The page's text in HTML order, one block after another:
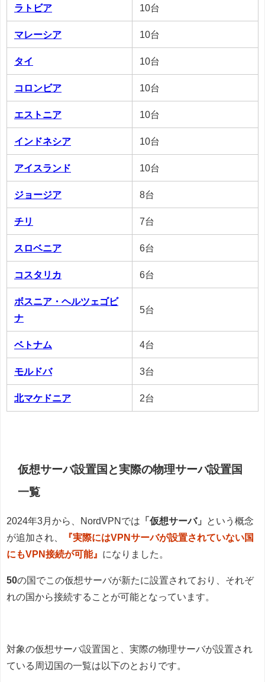
ラトビア 10台
マレーシア 10台
タイ 10台
コロンビア 10台
エストニア 10台
インドネシア 10台
アイスランド 10台
ジョージア 8台
チリ 7台
スロベニア 6台
コスタリカ 6台
ボスニア・ヘルツェゴビ
ナ
5台
ベトナム 4台
モルドバ 3台
北マケドニア 2台
仮想サーバ設置国と実際の物理サーバ設置国
一覧
2024年3月から、NordVPNでは 「仮想サーバ」
という概念
が追加され、
『実際にはVPNサーバが設置されていない国
にもVPN接続が可能』 になりました。
50の国でこの仮想サーバが新たに設置されており、それぞ
れの国から接続することが可能となっています。
対象の仮想サーバ設置国と、実際の物理サーバが設置され
ている周辺国の一覧は以下のとおりです。